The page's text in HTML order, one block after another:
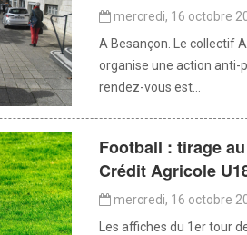
mercredi, 16 octobre
A Besançon. Le collectif
organise une action anti-
rendez-vous est...
Football : tirage
Crédit Agricole
mercredi, 16 octobre
Les affiches du 1er tour